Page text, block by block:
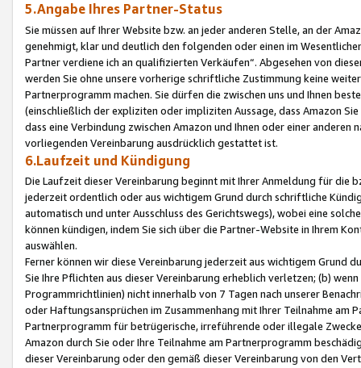
5.Angabe Ihres Partner-Status
Sie müssen auf Ihrer Website bzw. an jeder anderen Stelle, an der
genehmigt, klar und deutlich den folgenden oder einen im
Partner verdiene ich an qualifizierten Verkäufen“. Abgesehen von
werden Sie ohne unsere vorherige schriftliche Zustimmung keine
Partnerprogramm machen. Sie dürfen die zwischen uns und Ihnen
(einschließlich der expliziten oder impliziten Aussage, dass Amazon
dass eine Verbindung zwischen Amazon und Ihnen oder einer
vorliegenden Vereinbarung ausdrücklich gestattet ist.
6.Laufzeit und Kündigung
Die Laufzeit dieser Vereinbarung beginnt mit Ihrer Anmeldung für die
jederzeit ordentlich oder aus wichtigem Grund durch schriftliche
automatisch und unter Ausschluss des Gerichtswegs), wobei eine
können kündigen, indem Sie sich über die Partner-Website in Ihrem
auswählen.
Ferner können wir diese Vereinbarung jederzeit aus wichtigem Grund
Sie Ihre Pflichten aus dieser Vereinbarung erheblich verletzen; (b)
Programmrichtlinien) nicht innerhalb von 7 Tagen nach unserer
oder Haftungsansprüchen im Zusammenhang mit Ihrer Teilnahme am
Partnerprogramm für betrügerische, irreführende oder illegale
Amazon durch Sie oder Ihre Teilnahme am Partnerprogramm
dieser Vereinbarung oder den gemäß dieser Vereinbarung von den